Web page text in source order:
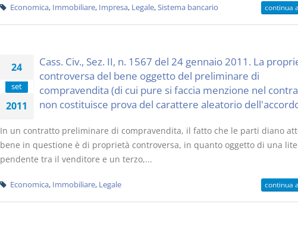
Economica, Immobiliare, Impresa, Legale,Sistema bancario continua
24
set
2011
Cass. Civ., Sez. II, n. 1567 del 24 gennaio 2011. La
controversa del bene oggetto del preliminare di
compravendita (di cui pure si faccia menzione nel
non costituisce prova del carattere aleatorio
In un contratto preliminare di compravendita, il fatto che le parti diano
bene in questione è di proprietà controversa, in quanto oggetto di una lite
pendente tra il venditore e un terzo,...
Economica, Immobiliare, Legale continua